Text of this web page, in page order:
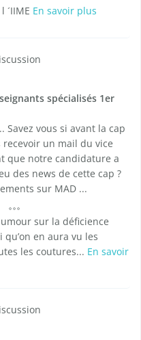
´IIME En savoir plus
spécialisés 1er
Savez vous si avant la cap
un mail du vice
que notre candidature a
des news de cette cap ?
sur MAD ...
sur la déficience
qu’on en aura vu les
les coutures... En savoir